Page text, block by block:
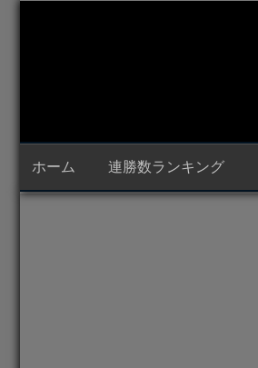
プ
ホーム 連勝数ランキング